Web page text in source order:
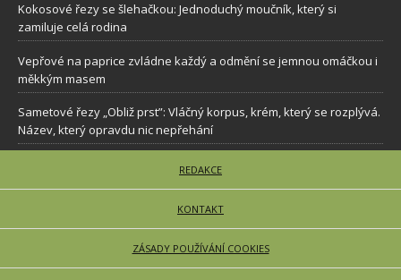
Kokosové řezy se šlehačkou: Jednoduchý moučník, který si
zamiluje celá rodina
Vepřové na paprice zvládne každý a odmění se jemnou omáčkou i
měkkým masem
Sametové řezy „Obliž prst”: Vláčný korpus, krém, který se rozplývá.
Název, který opravdu nic nepřehání
REDAKCE
KONTAKT
ZÁSADY POUŽÍVÁNÍ COOKIES